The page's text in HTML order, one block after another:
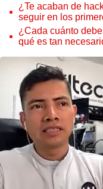
¿Te acaban de
seguir en los
¿Cada cuánto
qué es tan